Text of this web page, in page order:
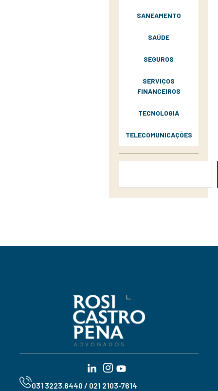
SANEAMENTO
SAÚDE
SEGUROS
SERVIÇOS
FINANCEIROS
TECNOLOGIA
TELECOMUNICAÇÕES
031 3223.6440 / 021 2103-7614